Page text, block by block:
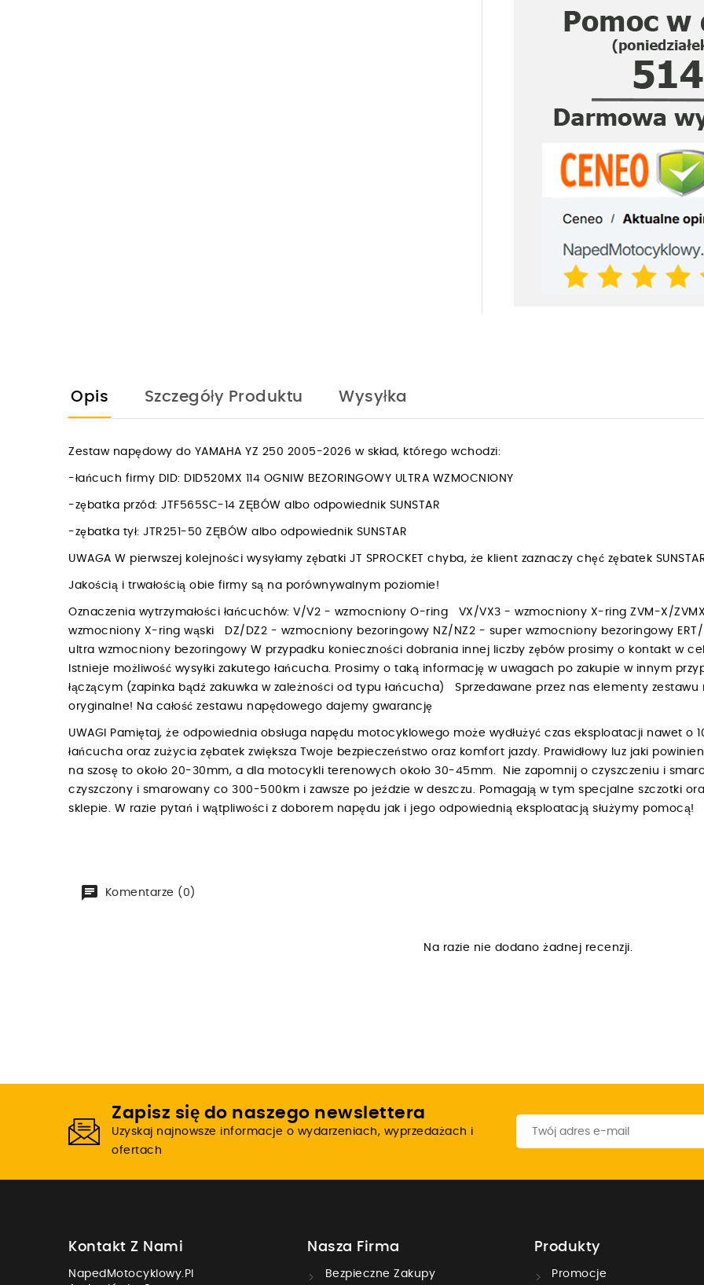
Opis Szczegóły Produktu Wysyłka
Zestaw napędowy do YAMAHA YZ 250 2005-2026 w skład, którego wchodzi:
-łańcuch firmy DID: DID520MX 114 OGNIW BEZORINGOWY ULTRA WZMOCNIONY
-zębatka przód: JTF565SC-14 ZĘBÓW albo odpowiednik SUNSTAR
-zębatka tył: JTR251-50 ZĘBÓW albo odpowiednik SUNSTAR
UWAGA W pierwszej kolejności wysyłamy zębatki JT SPROCKET chyba, że klient zaznaczy chęć zębatek
Jakością i trwałością obie firmy są na porównywalnym poziomie!
Oznaczenia wytrzymałości łańcuchów: V/V2 - wzmocniony O-ring VX/VX3 - wzmocniony X-ring ZVM-X/
wzmocniony X-ring wąski DZ/DZ2 - wzmocniony bezoringowy NZ/NZ2 - super wzmocniony bezoringowy
ultra wzmocniony bezoringowy W przypadku konieczności dobrania innej liczby zębów prosimy o kontakt w
Istnieje możliwość wysyłki zakutego łańcucha. Prosimy o taką informację w uwagach po zakupie w innym
łączącym (zapinka bądź zakuwka w zależności od typu łańcucha) Sprzedawane przez nas elementy zestawu
oryginalne! Na całość zestawu napędowego dajemy gwarancję
UWAGI Pamiętaj, że odpowiednia obsługa napędu motocyklowego może wydłużyć czas eksploatacji nawet o
łańcucha oraz zużycia zębatek zwiększa Twoje bezpieczeństwo oraz komfort jazdy. Prawidłowy luz jaki
na szosę to około 20-30mm, a dla motocykli terenowych około 30-45mm. Nie zapomnij o czyszczeniu i
czyszczony i smarowany co 300-500km i zawsze po jeździe w deszczu. Pomagają w tym specjalne szczotki
sklepie. W razie pytań i wątpliwości z doborem napędu jak i jego odpowiednią eksploatacją służymy pomocą!
Komentarze (0)
Na razie nie dodano żadnej recenzji.
Zapisz się do naszego newslettera
Uzyskaj najnowsze informacje o wydarzeniach, wyprzedażach i
ofertach
Kontakt Z Nami
NapedMotocyklowy.pl
Nasza Firma
Bezpieczne Zakupy
Produkty
Promocje